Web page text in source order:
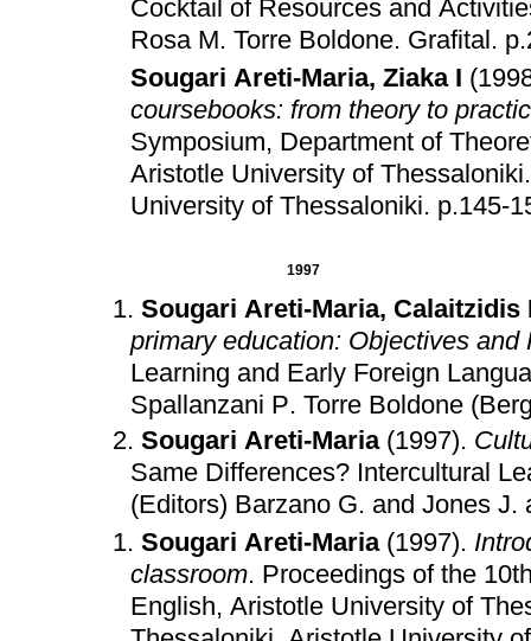
Cocktail of Resources and
Rosa M. Torre Boldone. Grafital .
Sougari Areti-Maria, Ziaka I
coursebooks: from theory to
Symposium, Department of
Aristotle University of Thessaloniki
University of Thessaloniki. p.145-
1997
Sougari Areti-Maria, Calaitzidis
primary education: Objectives and
Learning and Early Foreign
Spallanzani P. Torre Boldone
Sougari Areti-Maria (1997).
Same Differences? Intercultural
(Editors) Barzano G. and Jones J.
Sougari Areti-Maria (1997).
classroom. Proceedings of the
English, Aristotle University of